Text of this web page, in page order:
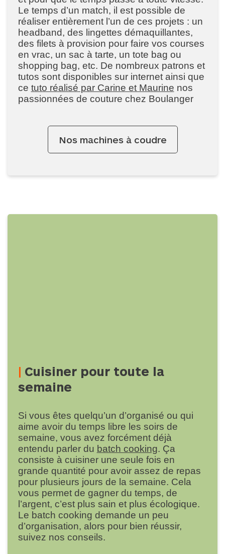
Le temps d’un match, il est possible de
réaliser entièrement l’un de ces projets : un
headband, des lingettes démaquillantes,
des filets à provision pour faire vos courses
en vrac, un sac à tarte, un tote bag ou
shopping bag, etc. De nombreux patrons et
tutos sont disponibles sur internet ainsi que
ce tuto réalisé par Carine et Maurine nos
passionnées de couture chez Boulanger
Nos machines à coudre
Cuisiner pour toute la
semaine
Si vous êtes quelqu’un d’organisé ou qui
aime avoir du temps libre les soirs de
semaine, vous avez forcément déjà
entendu parler du batch cooking. Ça
consiste à cuisiner une seule fois en
grande quantité pour avoir assez de repas
pour plusieurs jours de la semaine. Cela
vous permet de gagner du temps, de
l’argent, c’est plus sain et plus écologique.
Le batch cooking demande un peu
d’organisation, alors pour bien réussir,
suivez nos conseils.